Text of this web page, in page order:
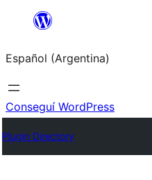
Saltar
contenido
Español (Argentina)
Conseguí WordPress
Plugin Directory